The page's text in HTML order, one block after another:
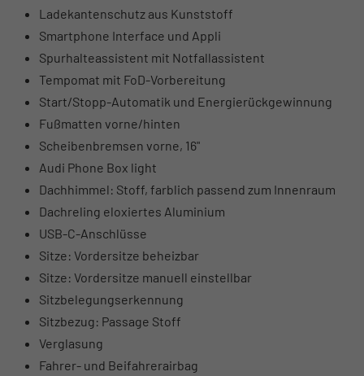
Ladekantenschutz aus Kunststoff
Smartphone Interface und Appli
Spurhalteassistent mit Notfallassistent
Tempomat mit FoD-Vorbereitung
Start/Stopp-Automatik und Energierückgewinnung
Fußmatten vorne/hinten
Scheibenbremsen vorne, 16"
Audi Phone Box light
Dachhimmel: Stoff, farblich passend zum Innenraum
Dachreling eloxiertes Aluminium
USB-C-Anschlüsse
Sitze: Vordersitze beheizbar
Sitze: Vordersitze manuell einstellbar
Sitzbelegungserkennung
Sitzbezug: Passage Stoff
Verglasung
Fahrer- und Beifahrerairbag